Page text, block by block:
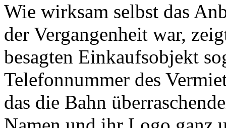
Wie wirksam selbst das
der Vergangenheit war,
besagten Einkaufsobjekt
Telefonnummer des
das die Bahn